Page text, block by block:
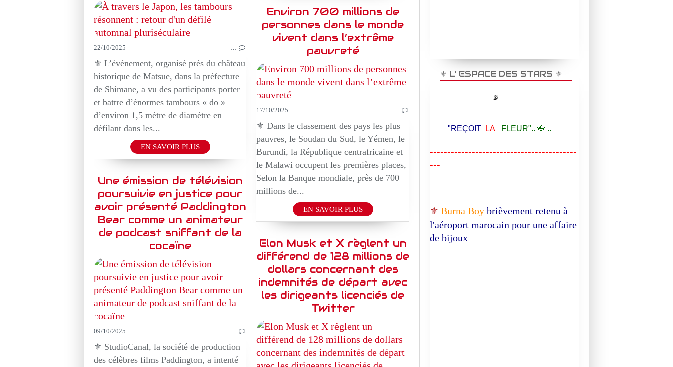
MUSIQUE
DOCUMENTAIRE
22/10/2025
⚜️ L’événement, organisé près du château
historique de Matsue, dans la préfecture
de Shimane, a vu des participants porter
et battre d’énormes tambours « do »
d’environ 1,5 mètre de diamètre en
défilant dans les...
EN SAVOIR PLUS
Environ 700 millions de
personnes dans le monde
vivent dans l’extrême
pauvreté
AFRIQUE INFO
17/10/2025
⚜️ Dans le classement des pays les plus
pauvres, le Soudan du Sud, le Yémen, le
Burundi, la République centrafricaine et
le Malawi occupent les premières places,
Selon la Banque mondiale, près de 700
millions de...
EN SAVOIR PLUS
Une émission de télévision
poursuivie en justice pour
avoir présenté Paddington
Bear comme un animateur
de podcast sniffant de la
cocaïne
DOCUMENTAIRE
09/10/2025
⚜️ StudioCanal, la société de production
des célèbres films Paddington, a intenté
Elon Musk et X règlent un
différend de 128 millions de
dollars concernant des
indemnités de départ avec
les dirigeants licenciés de
Twitter
⚜️ L' ESPACE DES STARS ⚜️
📡
"REÇOIT LA FLEUR".. 🌺 ..
------------------------------------------
---
⚜️ Burna Boy brièvement retenu à
l'aéroport marocain pour une affaire
de bijoux